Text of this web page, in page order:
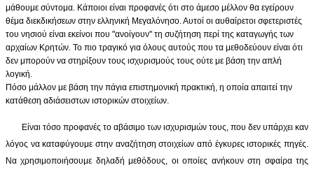
μάθουμε σύντομα. Κάποιοι είναι προφανές ότι στο άμεσο μέλλον θα εγείρουν
θέμα διεκδικήσεων στην ελληνική Μεγαλόνησο. Αυτοί οι αυθαίρετοι σφετεριστές
του νησιού είναι εκείνοι που "ανοίγουν" τη συζήτηση περί της καταγωγής των
αρχαίων Κρητών. Το πιο τραγικό για όλους αυτούς που τα μεθοδεύουν είναι ότι
δεν μπορούν να στηρίξουν τους ισχυρισμούς τους ούτε με βάση την απλή
λογική.
Πόσο μάλλον με βάση την πάγια επιστημονική πρακτική, η οποία απαιτεί την
κατάθεση αδιάσειστων ιστορικών στοιχείων.
Είναι τόσο προφανές το αβάσιμο των ισχυρισμών τους, που δεν υπάρχει καν
λόγος να καταφύγουμε στην αναζήτηση στοιχείων από έγκυρες ιστορικές πηγές.
Να χρησιμοποιήσουμε δηλαδή μεθόδους, οι οποίες ανήκουν στη σφαίρα της